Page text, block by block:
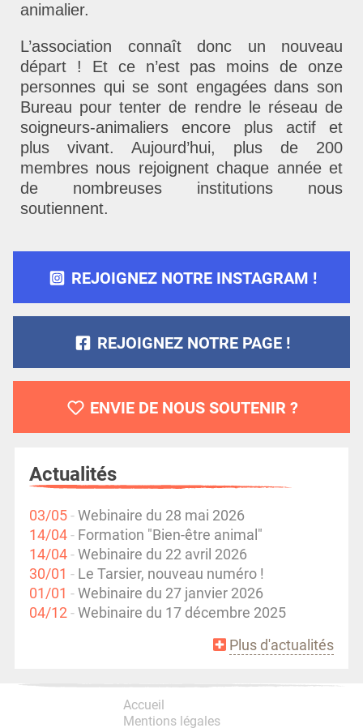
animalier.
L’association connaît donc un nouveau
départ ! Et ce n’est pas moins de onze
personnes qui se sont engagées dans son
Bureau pour tenter de rendre le réseau de
soigneurs-animaliers encore plus actif et
plus vivant. Aujourd’hui, plus de 200
membres nous rejoignent chaque année et
de nombreuses institutions nous
soutiennent.
REJOIGNEZ NOTRE INSTAGRAM !
REJOIGNEZ NOTRE PAGE !
ENVIE DE NOUS SOUTENIR ?
Actualités
03/05 Webinaire du 28 mai 2026
14/04 Formation "Bien-être animal"
14/04 Webinaire du 22 avril 2026
30/01
Le Tarsier, nouveau numéro !
01/01
Webinaire du 27 janvier 2026
04/12 Webinaire du 17 décembre 2025
Plus d'actualités
Accueil
Mentions légales